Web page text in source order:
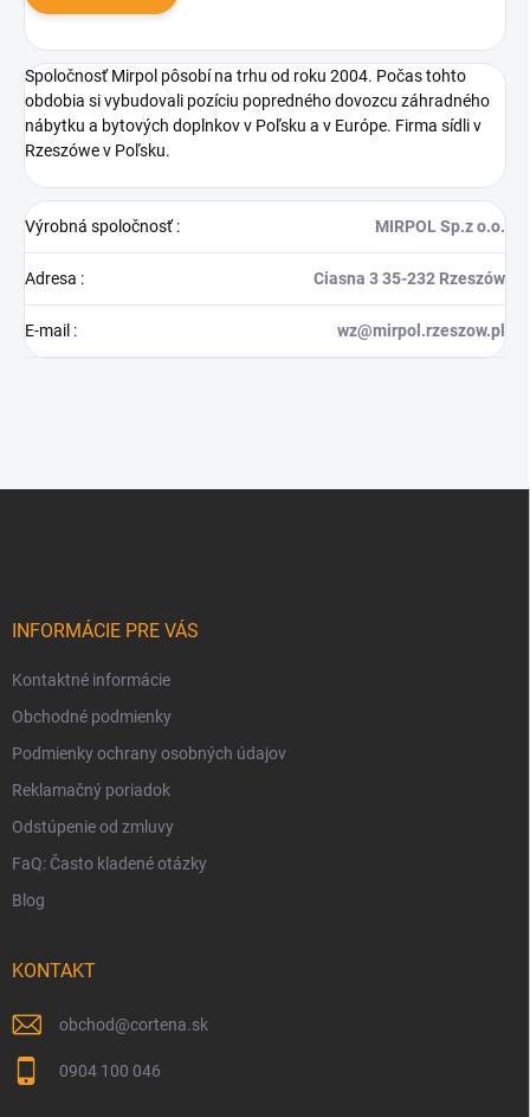
Spoločnosť Mirpol pôsobí na trhu od roku 2004. Počas tohto
obdobia si vybudovali pozíciu popredného dovozcu záhradného
nábytku a bytových doplnkov v Poľsku a v Európe. Firma sídli v
Rzeszówe v Poľsku.
Výrobná spoločnosť: MIRPOL Sp.z o.o.
Adresa : Ciasna 3 35-232 Rzeszów
E-mail : wz@mirpol.rzeszow.pl
INFORMÁCIE PRE VÁS
Kontaktné informácie
Obchodné podmienky
Podmienky ochrany osobných údajov
Reklamačný poriadok
Odstúpenie od zmluvy
FaQ: Často kladené otázky
Blog
KONTAKT
obchod@cortena.sk
0904 100 046